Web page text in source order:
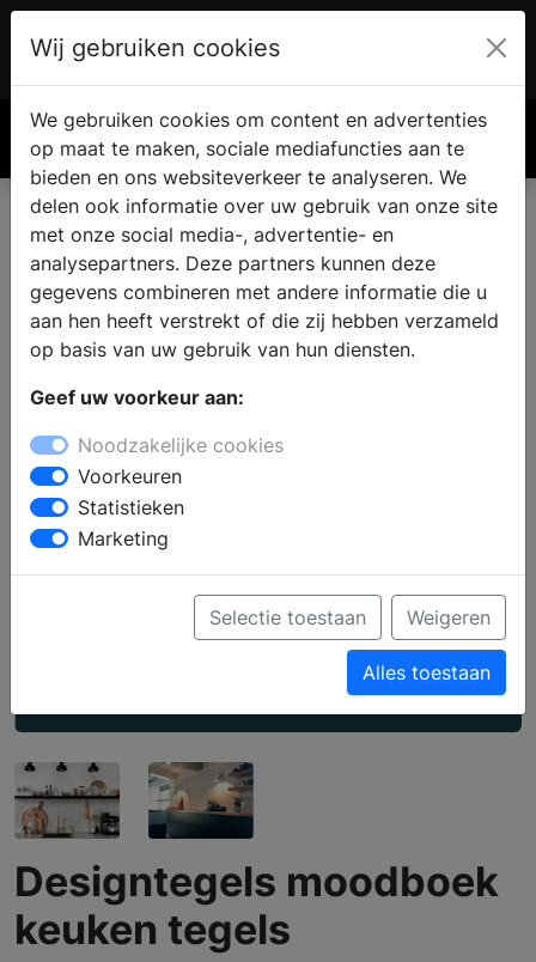
€ 0.00
Designtegels moodboek
keuken tegels
Wij gebruiken cookies
We gebruiken cookies om content en advertenties
op maat te maken, sociale mediafuncties aan te
bieden en ons websiteverkeer te analyseren. We
delen ook informatie over uw gebruik van onze site
met onze social media-, advertentie- en
analysepartners. Deze partners kunnen deze
gegevens combineren met andere informatie die u
aan hen heeft verstrekt of die zij hebben verzameld
op basis van uw gebruik van hun diensten.
Geef uw voorkeur aan:
Noodzakelijke cookies
Voorkeuren
Statistieken
Marketing
Selectie toestaan Weigeren
Alles toestaan